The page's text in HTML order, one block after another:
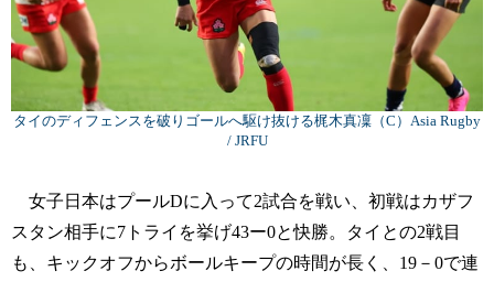
タイのディフェンスを破りゴールへ駆け抜ける梶木真凜（C）Asia Rugby
/ JRFU
女子日本はプールDに入って2試合を戦い、初戦はカザフ
スタン相手に7トライを挙げ43ー0と快勝。タイとの2戦目
も、キックオフからボールキープの時間が長く、19－0で連